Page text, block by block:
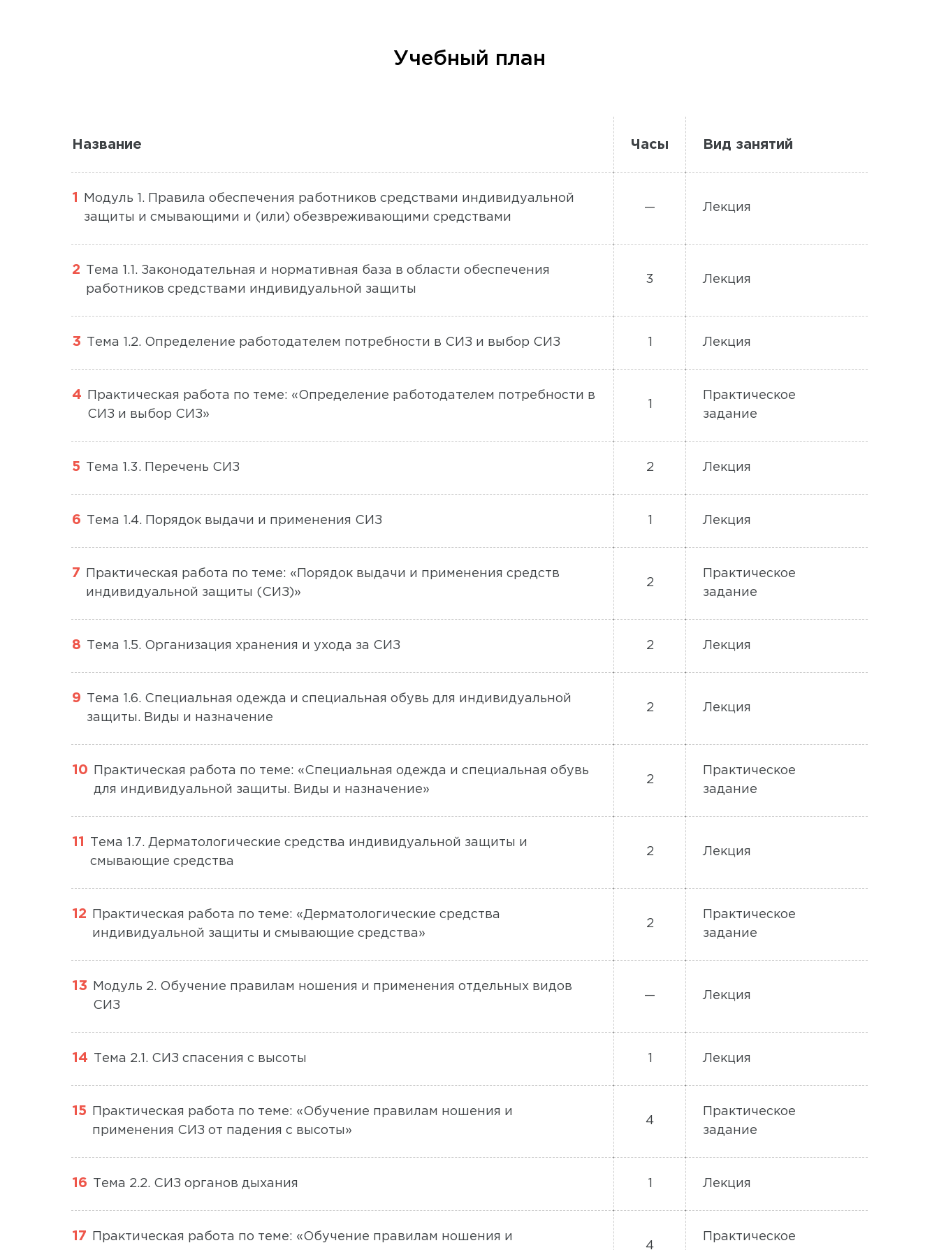
Учебный план
Название Часы Вид занятий
Модуль 1. Правила обеспечения работников средствами индивидуальной
защиты и смывающими и (или) обезвреживающими средствами
— Лекция
Тема 1.1. Законодательная и нормативная база в области обеспечения
работников средствами индивидуальной защиты
3 Лекция
Тема 1.2. Определение работодателем потребности в СИЗ и выбор СИЗ Лекция
Практическая работа по теме: «Определение работодателем потребности в
СИЗ и выбор СИЗ»
Практическое
задание
Тема 1.3. Перечень СИЗ 2 Лекция
Тема 1.4. Порядок выдачи и применения СИЗ Лекция
Практическая работа по теме: «Порядок выдачи и применения средств
индивидуальной защиты (СИЗ)»
2
Практическое
задание
Тема 1.5. Организация хранения и ухода за СИЗ 2 Лекция
Тема 1.6. Специальная одежда и специальная обувь для индивидуальной
защиты. Виды и назначение
2 Лекция
Практическая работа по теме: «Специальная одежда и специальная обувь
для индивидуальной защиты. Виды и назначение»
2
Практическое
задание
Тема 1.7. Дерматологические средства индивидуальной защиты и
смывающие средства
2 Лекция
Практическая работа по теме: «Дерматологические средства
индивидуальной защиты и смывающие средства»
2
Практическое
задание
Модуль 2. Обучение правилам ношения и применения отдельных видов
СИЗ
— Лекция
Тема 2.1. СИЗ спасения с высоты Лекция
Практическая работа по теме: «Обучение правилам ношения и
применения СИЗ от падения с высоты»
4
Практическое
задание
Тема 2.2. СИЗ органов дыхания Лекция
Практическая работа по теме: «Обучение правилам ношения и
4
Практическое